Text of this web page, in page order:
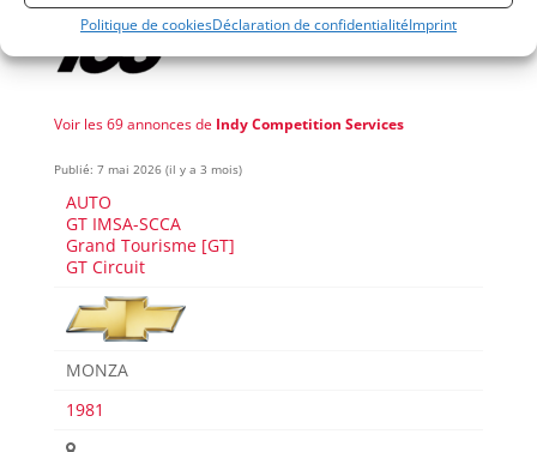
Politique de cookiesDéclaration de confidentialitéImprint
Voir les 69 annonces de Indy Competition Services
Publié: 7 mai 2026 (il y a 3 mois)
AUTO
GT IMSA-SCCA
Grand Tourisme [GT]
GT Circuit
MONZA
1981